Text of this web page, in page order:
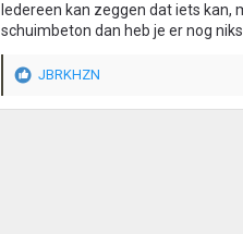
Iedereen kan zeggen dat iets
schuimbeton dan heb je er nog niks
W
JBRKHZN